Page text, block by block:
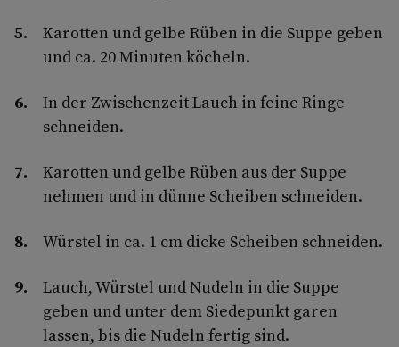
Karotten und gelbe Rüben in die Suppe geben
und ca. 20 Minuten köcheln.
In der Zwischenzeit Lauch in feine Ringe
schneiden.
Karotten und gelbe Rüben aus der Suppe
nehmen und in dünne Scheiben schneiden.
Würstel in ca. 1 cm dicke Scheiben schneiden.
Lauch, Würstel und Nudeln in die Suppe
geben und unter dem Siedepunkt garen
lassen, bis die Nudeln fertig sind.